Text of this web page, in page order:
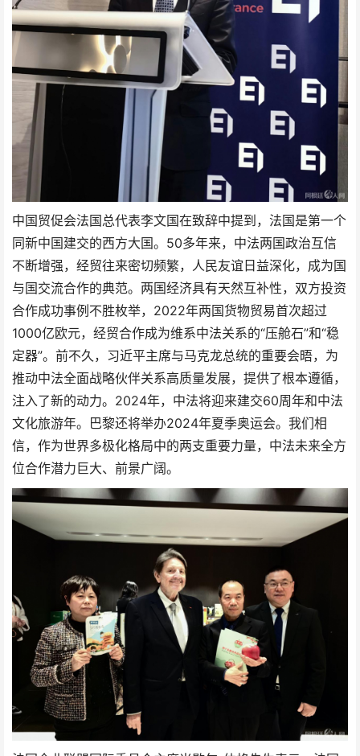
中国贸促会法国总代表李文国在致辞中提到，法国是第一个
同新中国建交的西方大国。50多年来，中法两国政治互信
不断增强，经贸往来密切频繁，人民友谊日益深化，成为国
与国交流合作的典范。两国经济具有天然互补性，双方投资
合作成功事例不胜枚举，2022年两国货物贸易首次超过
1000亿欧元，经贸合作成为维系中法关系的“压舱石”和“稳
定器”。前不久，习近平主席与马克龙总统的重要会晤，为
推动中法全面战略伙伴关系高质量发展，提供了根本遵循，
注入了新的动力。2024年，中法将迎来建交60周年和中法
文化旅游年。巴黎还将举办2024年夏季奥运会。我们相
信，作为世界多极化格局中的两支重要力量，中法未来全方
位合作潜力巨大、前景广阔。